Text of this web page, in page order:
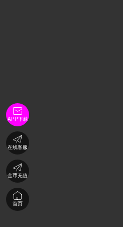

APP下载

在线客服

金币充值

首页